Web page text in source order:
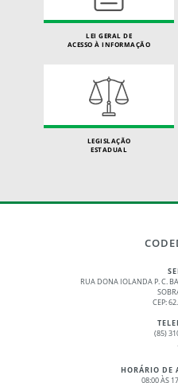
LEI GERAL DE
ACESSO À INFORMAÇÃO
LEGISLAÇÃO
ESTADUAL
RUA DONA IOLANDA P. C.
CEP:
(85)
HORÁRIO DE
08:00 ÀS